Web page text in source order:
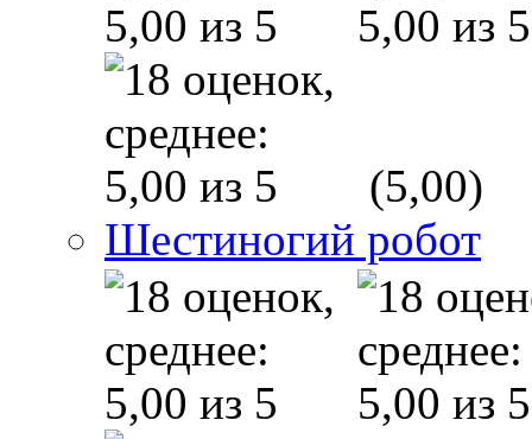
(5,00)
Шестиногий робот